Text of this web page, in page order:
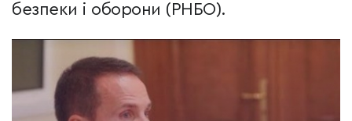
безпеки і оборони (РНБО).